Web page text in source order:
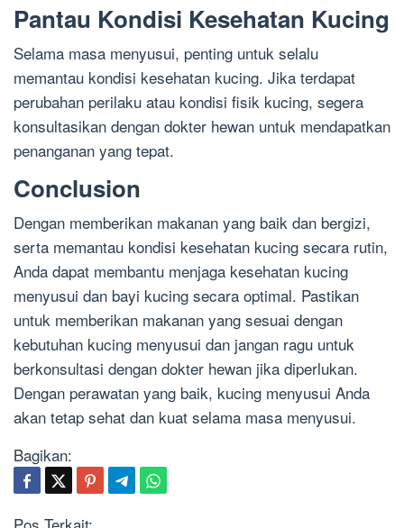
Pantau Kondisi Kesehatan Kucing
Selama masa menyusui, penting untuk selalu
memantau kondisi kesehatan kucing. Jika terdapat
perubahan perilaku atau kondisi fisik kucing, segera
konsultasikan dengan dokter hewan untuk mendapatkan
penanganan yang tepat.
Conclusion
Dengan memberikan makanan yang baik dan bergizi,
serta memantau kondisi kesehatan kucing secara rutin,
Anda dapat membantu menjaga kesehatan kucing
menyusui dan bayi kucing secara optimal. Pastikan
untuk memberikan makanan yang sesuai dengan
kebutuhan kucing menyusui dan jangan ragu untuk
berkonsultasi dengan dokter hewan jika diperlukan.
Dengan perawatan yang baik, kucing menyusui Anda
akan tetap sehat dan kuat selama masa menyusui.
Bagikan: